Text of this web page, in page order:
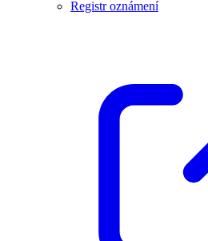
Registr oznámení